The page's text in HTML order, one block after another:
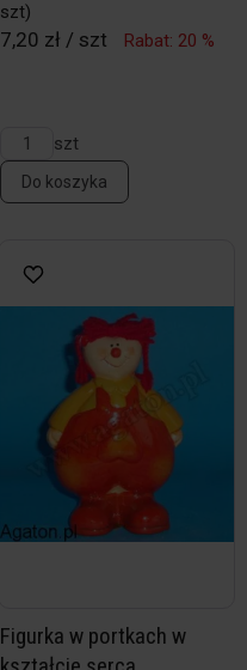
szt)
7,20 zł / szt Rabat: 20 %
szt
Do koszyka
Figurka w portkach w